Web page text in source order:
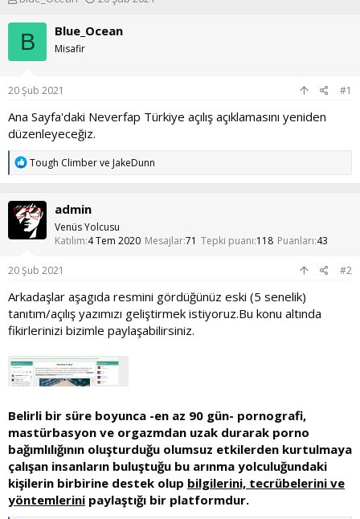
n
u
b
a
ş
l
a
t
a
n
ş
ç
h
B Blue_Ocean
Misafir
20 Şub 2021 #1
Ana Sayfa'daki Neverfap Türkiye açılış açıklamasını yeniden
düzenleyeceğiz.
T
p
k
i
l
e
Tough Climberve JakeDunn
admin
Venüs Yolcusu
Katılım 4 Tem 2020 Mesajlar71 Tepki puanı 118 Puanları 43
20 Şub 2021 #2
Arkadaşlar aşagıda resmini gördüğünüz eski (5 senelik)
tanıtım/açılış yazımızı geliştirmek istiyoruz.Bu konu altında
fikirlerinizi bizimle paylaşabilirsiniz.
Belirli bir süre boyunca -en az 90 gün- pornografi,
mastürbasyon ve orgazmdan uzak durarak porno
bağımlılığının oluşturduğu olumsuz etkilerden kurtulmaya
çalışan insanların buluştuğu bu arınma yolculuğundaki
kişilerin birbirine destek olup bilgilerini, tecrübelerini ve
yöntemlerini paylaştığı bir platformdur.